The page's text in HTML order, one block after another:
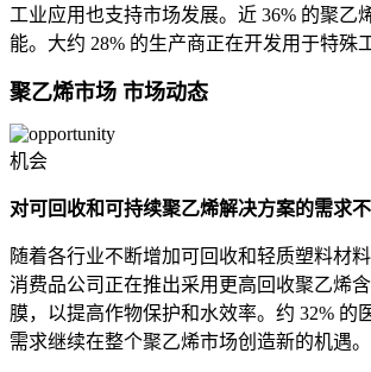
工业应用也支持市场发展。近 36% 的聚
能。大约 28% 的生产商正在开发用于特
聚乙烯市场 市场动态
机会
对可回收和可持续聚乙烯解决方案的需求
随着各行业不断增加可回收和轻质塑料材
消费品公司正在推出采用更高回收聚乙烯
膜，以提高作物保护和水效率。约 32%
需求继续在整个聚乙烯市场创造新的机遇。